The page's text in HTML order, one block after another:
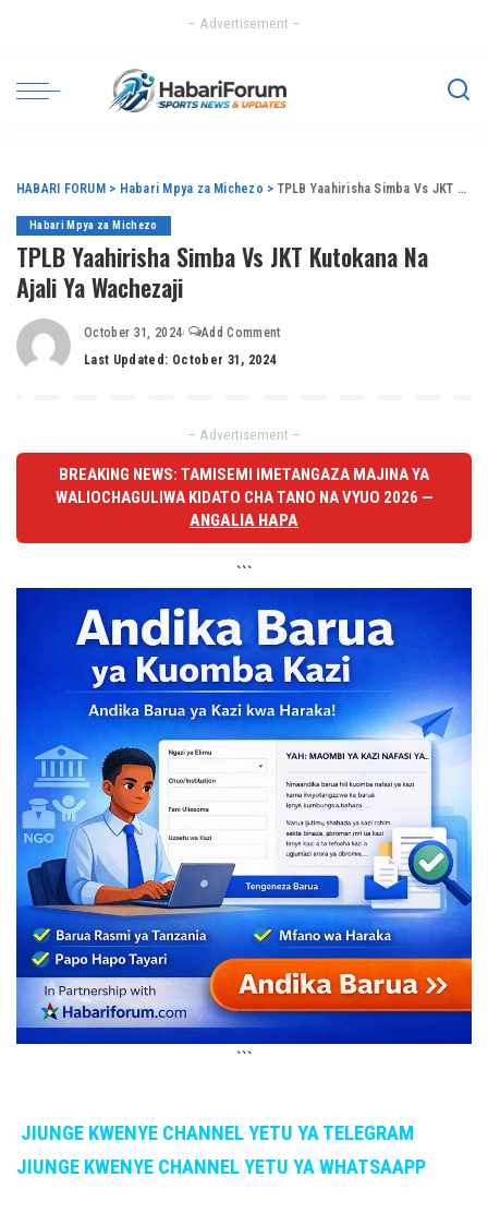
– Advertisement –
HABARI FORUM > Habari Mpya za Michezo > TPLB Yaahirisha Simba Vs JKT Kutokana Na Ajali Ya Wachezaji
Habari Mpya za Michezo
TPLB Yaahirisha Simba Vs JKT Kutokana Na
Ajali Ya Wachezaji
October 31, 2024
Add Comment
Last Updated: October 31, 2024
– Advertisement –
BREAKING NEWS: TAMISEMI IMETANGAZA MAJINA YA
WALIOCHAGULIWA KIDATO CHA TANO NA VYUO 2026 —
ANGALIA HAPA
```
```
JIUNGE KWENYE CHANNEL YETU YA TELEGRAM
JIUNGE KWENYE CHANNEL YETU YA WHATSAAPP